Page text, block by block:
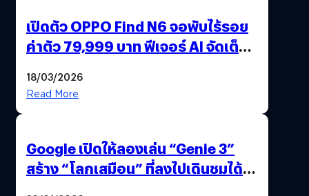
เปิดตัว OPPO Find N6 จอพับไร้รอย
ค่าตัว 79,999 บาท ฟีเจอร์ AI จัดเต็ม
18/03/2026
Read More
Google เปิดให้ลองเล่น “Genie 3”
สร้าง “โลกเสมือน” ที่ลงไปเดินชมได้